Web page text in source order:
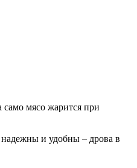
само мясо жарится при
и удобны – дрова в